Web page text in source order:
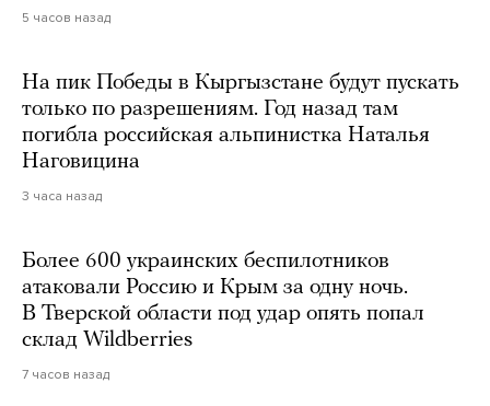
5 часов назад
На пик Победы в Кыргызстане будут пускать
только по разрешениям. Год назад там
погибла российская альпинистка Наталья
Наговицина
3 часа назад
Более 600 украинских беспилотников
атаковали Россию и Крым за одну ночь.
В Тверской области под удар опять попал
склад Wildberries
7 часов назад